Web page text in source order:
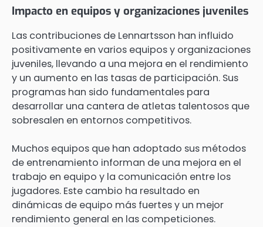
Impacto en equipos y organizaciones juveniles
Las contribuciones de Lennartsson han influido
positivamente en varios equipos y organizaciones
juveniles, llevando a una mejora en el rendimiento
y un aumento en las tasas de participación. Sus
programas han sido fundamentales para
desarrollar una cantera de atletas talentosos que
sobresalen en entornos competitivos.
Muchos equipos que han adoptado sus métodos
de entrenamiento informan de una mejora en el
trabajo en equipo y la comunicación entre los
jugadores. Este cambio ha resultado en
dinámicas de equipo más fuertes y un mejor
rendimiento general en las competiciones.